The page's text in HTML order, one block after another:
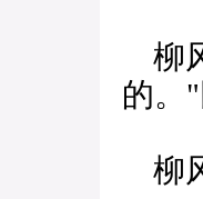
柳
的。
柳